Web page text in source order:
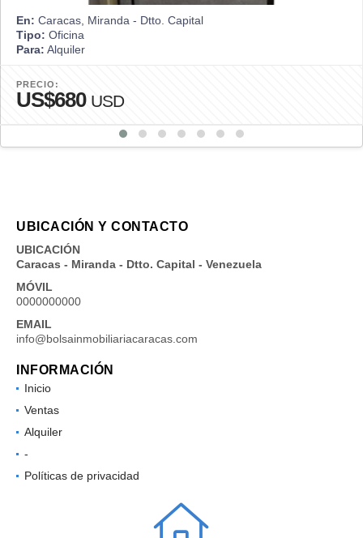
En: Caracas, Miranda - Dtto. Capital
Tipo: Oficina
Para: Alquiler
PRECIO:
US$680 USD
UBICACIÓN Y CONTACTO
UBICACIÓN
Caracas - Miranda - Dtto. Capital - Venezuela
MÓVIL
0000000000
EMAIL
info@bolsainmobiliariacaracas.com
INFORMACIÓN
Inicio
Ventas
Alquiler
-
Políticas de privacidad